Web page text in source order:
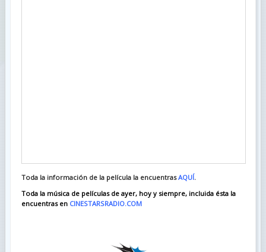
Toda la información de la película la encuentrasAQUÍ.
Toda la música de películas de ayer, hoy y siempre, incluida ésta la
encuentras en CINESTARSRADIO.COM